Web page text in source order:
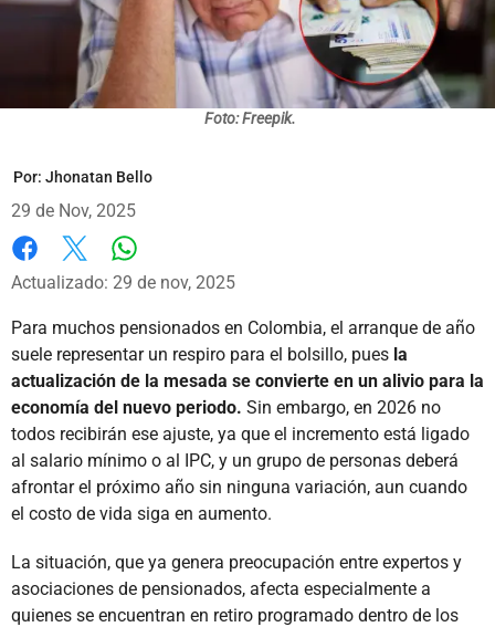
Foto: Freepik.
Por: Jhonatan Bello
29 de Nov, 2025
Facebook
X
Actualizado: 29 de nov, 2025
Para muchos pensionados en Colombia, el arranque de año
suele representar un respiro para el bolsillo, pues la
actualización de la mesada se convierte en un alivio para la
economía del nuevo periodo. Sin embargo, en 2026 no
todos recibirán ese ajuste, ya que el incremento está ligado
al salario mínimo o al IPC, y un grupo de personas deberá
afrontar el próximo año sin ninguna variación, aun cuando
el costo de vida siga en aumento.
La situación, que ya genera preocupación entre expertos y
asociaciones de pensionados, afecta especialmente a
quienes se encuentran en retiro programado dentro de los